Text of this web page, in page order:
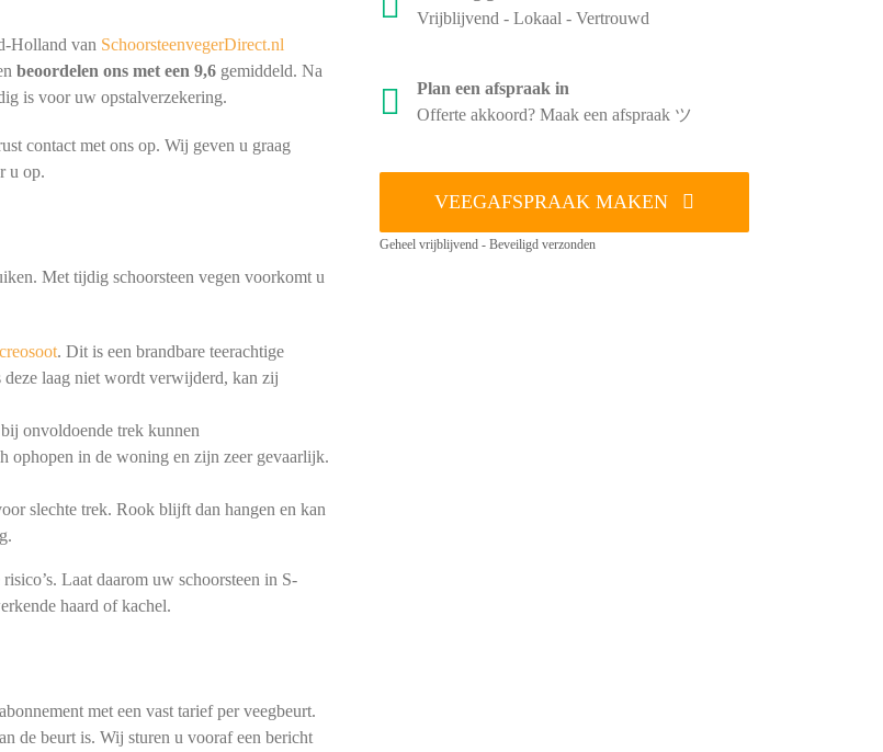
Holland van SchoorsteenvegerDirect.nl
beoordelen ons met een 9,6gemiddeld. Na
is voor uw opstalverzekering.
contact met ons op. Wij geven u graag
u op.
Met tijdig schoorsteen vegen voorkomt u
. Dit is een brandbare teerachtige
laag niet wordt verwijderd, kan zij
onvoldoende trek kunnen
ophopen in de woning en zijn zeer gevaarlijk.
slechte trek. Rook blijft dan hangen en kan
Laat daarom uw schoorsteen in S-
haard of kachel.
met een vast tarief per veegbeurt.
de beurt is. Wij sturen u vooraf een bericht
Vrijblijvend - Lokaal - Vertrouwd
Plan een afspraak in
Offerte akkoord? Maak een afspraak ツ
VEEGAFSPRAAK MAKEN
Geheel vrijblijvend - Beveiligd verzonden